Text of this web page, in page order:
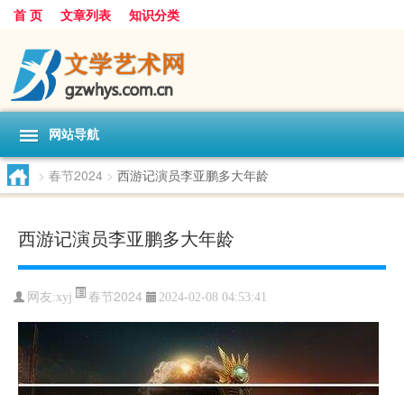
首 页 文章列表 知识分类
网站导航
> 春节2024 > 西游记演员李亚鹏多大年龄
西游记演员李亚鹏多大年龄
网友:xyj 春节2024 2024-02-08 04:53:41